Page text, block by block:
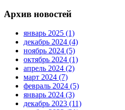
Архив новостей
январь 2025 (1)
декабрь 2024 (4)
ноябрь 2024 (5)
октябрь 2024 (1)
апрель 2024 (2)
март 2024 (7)
февраль 2024 (5)
январь 2024 (3)
декабрь 2023 (11)